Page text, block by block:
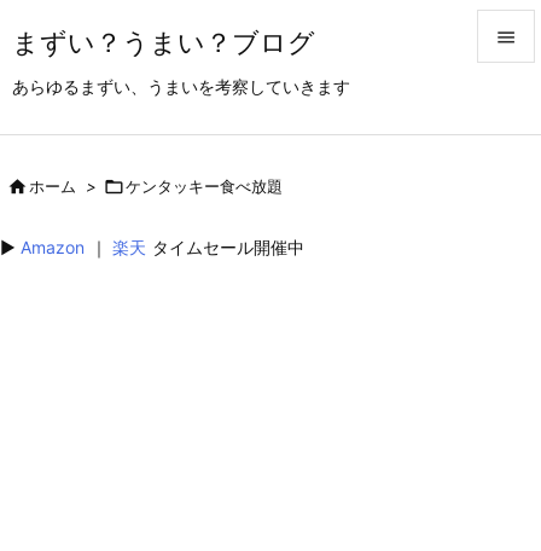
まずい？うまい？ブログ
あらゆるまずい、うまいを考察していきます

ホーム > ケンタッキー食べ放題
▶︎ Amazon ｜ 楽天 タイムセール開催中